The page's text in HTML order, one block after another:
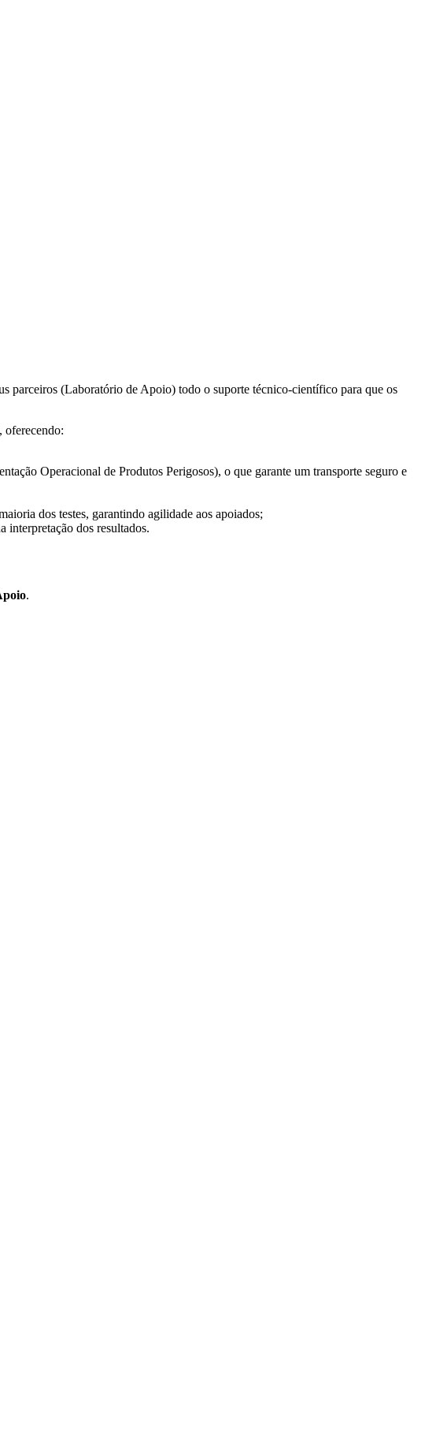
parceiros (Laboratório de Apoio) todo o suporte técnico-científico para que os
oferecendo:
Operacional de Produtos Perigosos), o que garante um transporte seguro e
dos testes, garantindo agilidade aos apoiados;
interpretação dos resultados.
.